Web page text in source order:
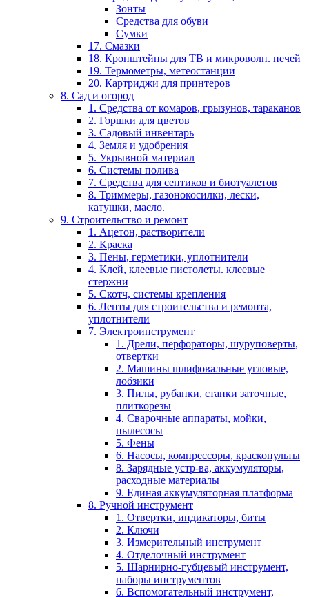
Зонты
Средства для обуви
Сумки
17. Смазки
18. Кронштейны для ТВ и микроволн. печей
19. Термометры, метеостанции
20. Картриджи для принтеров
8. Сад и огород
1. Средства от комаров, грызунов, тараканов
2. Горшки для цветов
3. Садовый инвентарь
4. Земля и удобрения
5. Укрывной материал
6. Системы полива
7. Средства для септиков и биотуалетов
8. Триммеры, газонокосилки, лески,
катушки, масло.
9. Строительство и ремонт
1. Ацетон, растворители
2. Краска
3. Пены, герметики, уплотнители
4. Клей, клеевые пистолеты. клеевые
стержни
5. Скотч, системы крепления
6. Ленты для строительства и ремонта,
уплотнители
7. Электроинструмент
1. Дрели, перфораторы, шуруповерты,
отвертки
2. Машины шлифовальные угловые,
лобзики
3. Пилы, рубанки, станки заточные,
плиткорезы
4. Сварочные аппараты, мойки,
пылесосы
5. Фены
6. Насосы, компрессоры, краскопульты
8. Зарядные устр-ва, аккумуляторы,
расходные материалы
9. Единая аккумуляторная платформа
8. Ручной инструмент
1. Отвертки, индикаторы, биты
2. Ключи
3. Измерительный инструмент
4. Отделочный инструмент
5. Шарнирно-губцевый инструмент,
наборы инструментов
6. Вспомогательный инструмент,